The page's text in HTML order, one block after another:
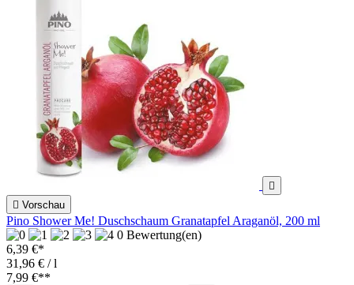

 Vorschau
Pino Shower Me! Duschschaum Granatapfel Araganöl, 200 ml
0 Bewertung(en)
6,39 €*
31,96 € / l
7,99 €**